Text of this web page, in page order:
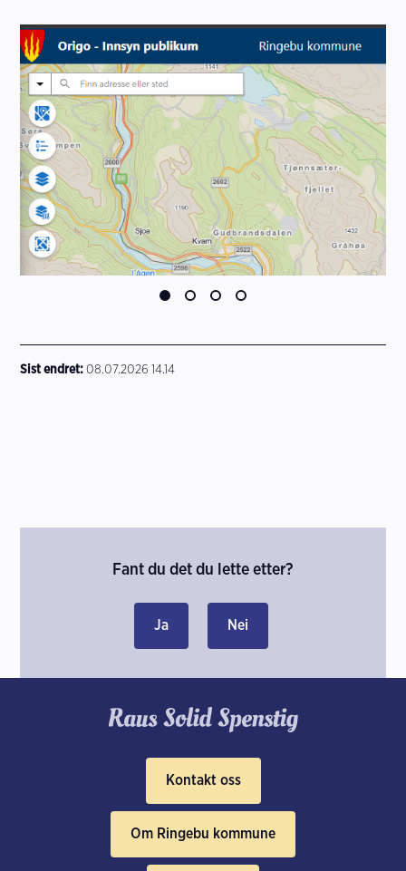
Sist endret 08.07.2026 14.14
Fant du det du lette etter?
Ja Nei
Kontakt oss
Om Ringebu kommune